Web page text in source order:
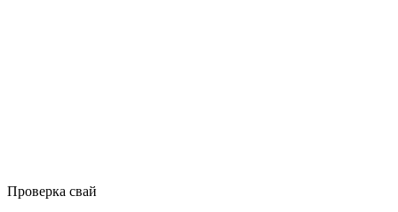
Проверка свай